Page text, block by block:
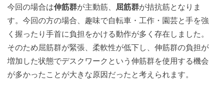
今回の場合は伸筋群が主動筋、 屈筋群が拮抗筋となりま
す。今回の方の場合、趣味で自転車・工作・園芸と手を強
く握ったり手首に負担をかける動作が多く存在しました。
そのため屈筋群が緊張、柔軟性が低下し、伸筋群の負担が
増加した状態でデスクワークという伸筋群を使用する機会
が多かったことが大きな原因だったと考えられます。